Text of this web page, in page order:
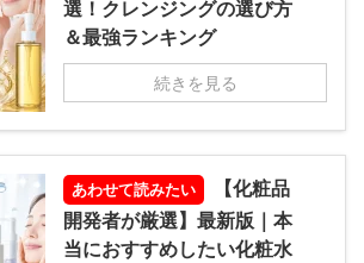
選！クレンジングの選び方
＆最強ランキング
続きを見る
あわせて読みたい
【化粧品
開発者が厳選】最新版｜本
当におすすめしたい化粧水